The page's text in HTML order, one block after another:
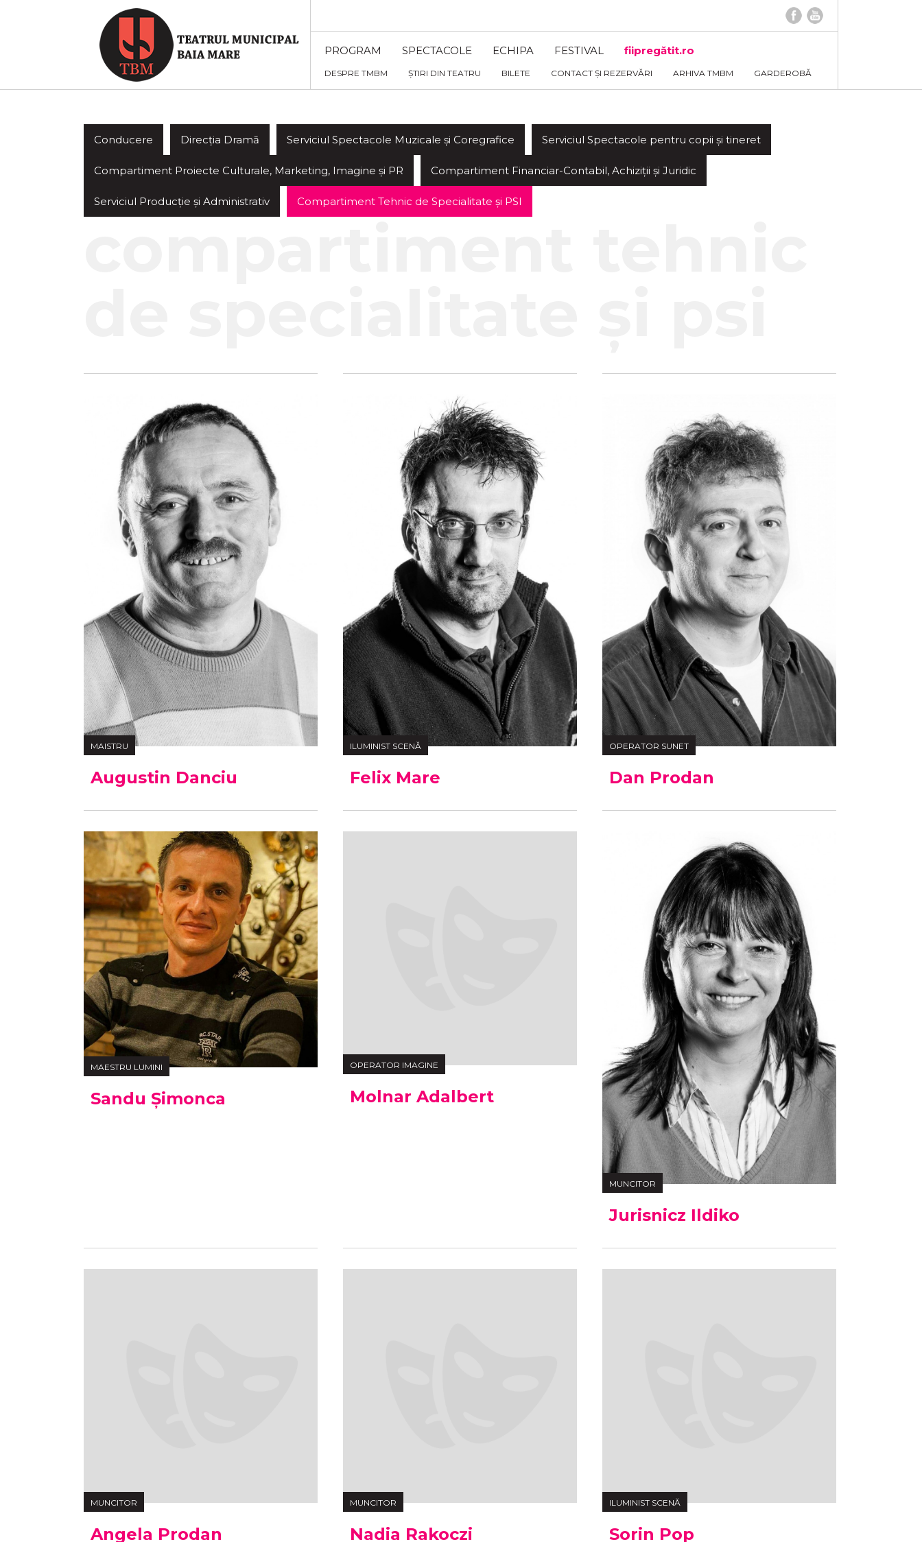
PROGRAM SPECTACOLE ECHIPA FESTIVAL fiipregătit.ro
DESPRE TMBM ȘTIRI DIN TEATRU BILETE CONTACT ȘI REZERVĂRI ARHIVA TMBM GARDEROBĂ
Conducere Direcția Dramă Serviciul Spectacole Muzicale și Coregrafice Serviciul Spectacole pentru copii și tineret
Compartiment Proiecte Culturale, Marketing, Imagine și PR Compartiment Financiar-Contabil, Achiziții și Juridic
Serviciul Producție și Administrativ Compartiment Tehnic de Specialitate și PSI
MAISTRU
Augustin Danciu
ILUMINIST SCENĂ
Felix Mare
OPERATOR SUNET
Dan Prodan
MAESTRU LUMINI
Sandu Șimonca
OPERATOR IMAGINE
Molnar Adalbert
MUNCITOR
Jurisnicz Ildiko
MUNCITOR
Angela Prodan
MUNCITOR
Nadia Rakoczi
ILUMINIST SCENĂ
Sorin Pop